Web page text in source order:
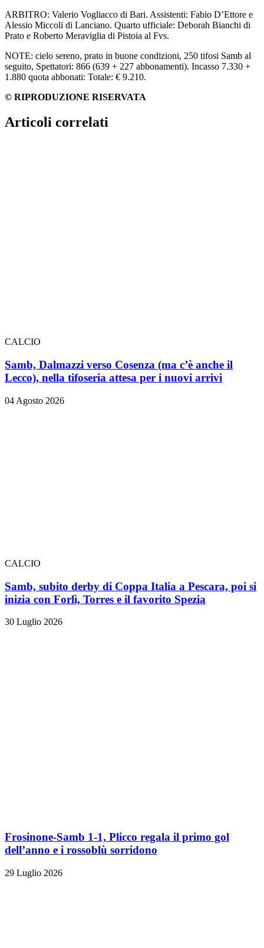
ARBITRO: Valerio Vogliacco di Bari. Assistenti: Fabio D’Ettore e
Alessio Miccoli di Lanciano. Quarto ufficiale: Deborah Bianchi di
Prato e Roberto Meraviglia di Pistoia al Fvs.
NOTE: cielo sereno, prato in buone condizioni, 250 tifosi Samb al
seguito, Spettatori: 866 (639 + 227 abbonamenti). Incasso 7.330 +
1.880 quota abbonati: Totale: € 9.210.
© RIPRODUZIONE RISERVATA
Articoli correlati
CALCIO
Samb, Dalmazzi verso Cosenza (ma c’è anche il
Lecco), nella tifoseria attesa per i nuovi arrivi
04 Agosto 2026
CALCIO
Samb, subito derby di Coppa Italia a Pescara, poi si
inizia con Forlì, Torres e il favorito Spezia
30 Luglio 2026
Frosinone-Samb 1-1, Plicco regala il primo gol
dell’anno e i rossoblù sorridono
29 Luglio 2026